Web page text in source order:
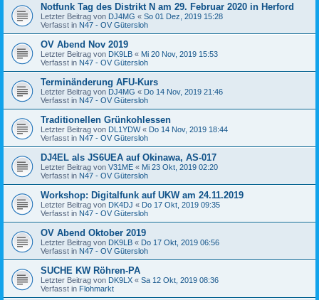
Notfunk Tag des Distrikt N am 29. Februar 2020 in Herford
Letzter Beitrag von DJ4MG « So 01 Dez, 2019 15:28
Verfasst in N47 - OV Gütersloh
OV Abend Nov 2019
Letzter Beitrag von DK9LB « Mi 20 Nov, 2019 15:53
Verfasst in N47 - OV Gütersloh
Terminänderung AFU-Kurs
Letzter Beitrag von DJ4MG « Do 14 Nov, 2019 21:46
Verfasst in N47 - OV Gütersloh
Traditionellen Grünkohlessen
Letzter Beitrag von DL1YDW« Do 14 Nov, 2019 18:44
Verfasst in N47 - OV Gütersloh
DJ4EL als JS6UEA auf Okinawa, AS-017
Letzter Beitrag von V31ME « Mi 23 Okt, 2019 02:20
Verfasst in N47 - OV Gütersloh
Workshop: Digitalfunk auf UKW am 24.11.2019
Letzter Beitrag von DK4DJ « Do 17 Okt, 2019 09:35
Verfasst in N47 - OV Gütersloh
OV Abend Oktober 2019
Letzter Beitrag von DK9LB « Do 17 Okt, 2019 06:56
Verfasst in N47 - OV Gütersloh
SUCHE KW Röhren-PA
Letzter Beitrag von DK9LX « Sa 12 Okt, 2019 08:36
Verfasst in Flohmarkt